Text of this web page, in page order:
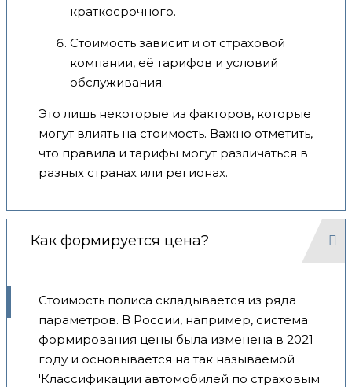
краткосрочного.
Стоимость зависит и от страховой
компании, её тарифов и условий
обслуживания.
Это лишь некоторые из факторов, которые
могут влиять на стоимость. Важно отметить,
что правила и тарифы могут различаться в
разных странах или регионах.
Как формируется цена?
Стоимость полиса складывается из ряда
параметров. В России, например, система
формирования цены была изменена в 2021
году и основывается на так называемой
'Классификации автомобилей по страховым